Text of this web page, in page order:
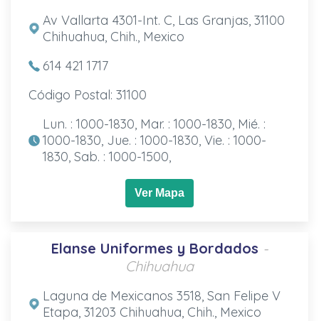
Av Vallarta 4301-Int. C, Las Granjas, 31100
Chihuahua, Chih., Mexico
614 421 1717
Código Postal: 31100
Lun. : 1000-1830, Mar. : 1000-1830, Mié. :
1000-1830, Jue. : 1000-1830, Vie. : 1000-
1830, Sab. : 1000-1500,
Ver Mapa
Elanse Uniformes y Bordados -
Chihuahua
Laguna de Mexicanos 3518, San Felipe V
Etapa, 31203 Chihuahua, Chih., Mexico